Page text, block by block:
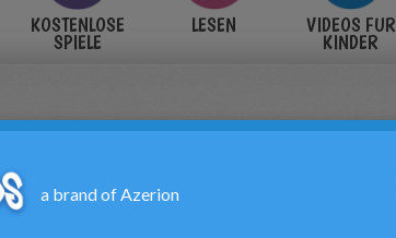
KOSTENLOSE
SPIELE
LESEN VIDEOS FÜR
KINDER